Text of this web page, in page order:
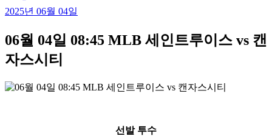
2025년 06월 04일
06월 04일 08:45 MLB 세인트루이스 vs 캔
자스시티
선발 투수